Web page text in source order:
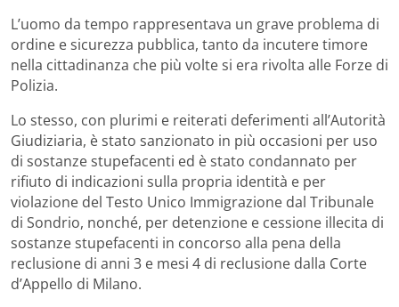
L’uomo da tempo rappresentava un grave problema di
ordine e sicurezza pubblica, tanto da incutere timore
nella cittadinanza che più volte si era rivolta alle Forze di
Polizia.
Lo stesso, con plurimi e reiterati deferimenti all’Autorità
Giudiziaria, è stato sanzionato in più occasioni per uso
di sostanze stupefacenti ed è stato condannato per
rifiuto di indicazioni sulla propria identità e per
violazione del Testo Unico Immigrazione dal Tribunale
di Sondrio, nonché, per detenzione e cessione illecita di
sostanze stupefacenti in concorso alla pena della
reclusione di anni 3 e mesi 4 di reclusione dalla Corte
d’Appello di Milano.